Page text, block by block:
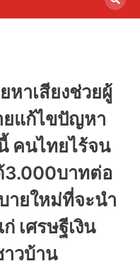
หาเสียงช่วยผู้
แก้ไขปัญหา
คนไทยไร้จน
3.000บาทต่อ
ายใหม่ที่จะนำ
เศรษฐีเงิน
วบ้าน